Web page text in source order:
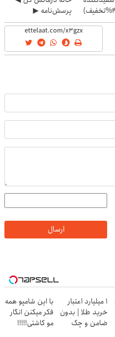
پرسش‌نامه ▶
ارسال
۱ میلیارد اعتبار
خرید طلا | بدون
ضامن و چک
با این شامپو همه
فکر میکنن انگار
مو کاشتی!!!!!